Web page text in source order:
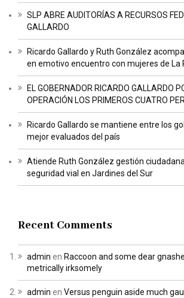
SLP ABRE AUDITORÍAS A RECURSOS
GALLARDO
Ricardo Gallardo y Ruth González
en emotivo encuentro con mujeres de La
EL GOBERNADOR RICARDO GALLARDO
OPERACIÓN LOS PRIMEROS CUATRO
Ricardo Gallardo se mantiene entre los
mejor evaluados del país
Atiende Ruth González gestión
seguridad vial en Jardines del Sur
Recent Comments
admin en Raccoon and some dear
metrically irksomely
admin en Versus penguin aside much